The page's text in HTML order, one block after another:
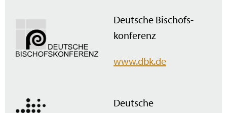
Deutsche Bischofs­
konferenz
www.dbk.de
Deutsche